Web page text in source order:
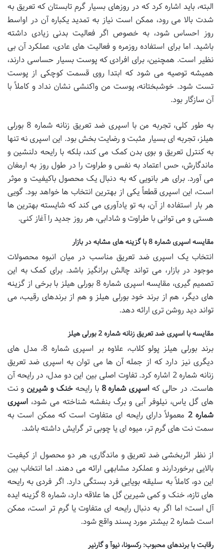
البته، باید اشاره کرد که در روزهای بسیار گرم تابستان که تعریق به
شدت بالا می رود، ممکن است نیاز به تمدید یکباره آن در اواسط
روز احساس شود، به خصوص اگر فعالیت بدنی زیادی داشته
باشید. اما برای استفاده روزمره و فعالیت های عادی، عملکرد آن بی
نظیر است. همچنین، برای افرادی که پوست بسیار حساسی دارند،
همیشه توصیه می شود که ابتدا روی قسمت کوچکی از پوست
تست شود. خوشبختانه، پوست من واکنشی نشان نداد و کاملاً با
آن سازگار بود.
به طور کلی، تجربه من با اسپری ضد تعریق زنانه شماره 8 بورلی
هیلز، تجربه ای بسیار مثبت و رضایت بخش بود. این اسپری نه تنها
به کنترل تعریق و بوی بدن کمک می کند، بلکه با رایحه دلنشین و
ماندگارش، حس اعتماد به نفس و طراوت را در طول روز به ارمغان
می آورد. برای هر بانویی که به دنبال یک محصول باکیفیت و موثر
است، این اسپری قطعاً یکی از بهترین انتخاب ها خواهد بود. گویی
هر بار استفاده از آن، به تو یادآوری می کند که شایسته بهترین ها
هستی و می توانی با طراوت و شادابی، هر روز جدید را آغاز کنی.
مقایسه اسپری شماره 8 با گزینه های مشابه در بازار
انتخاب یک اسپری ضد تعریق مناسب در میان انبوه محصولات
موجود در بازار، می تواند چالش برانگیز باشد. برای کمک به این
تصمیم گیری، مقایسه اسپری شماره 8 بورلی هیلز با برخی از گزینه
های دیگر، هم از برند خود بورلی هیلز و هم از برندهای رقیب، می
تواند دید روشن تری ارائه دهد.
مقایسه با اسپری ضد تعریق زنانه شماره 2 بورلی هیلز
برند بورلی هیلز پولو کلاب، علاوه بر اسپری شماره 8، مدل های
دیگری نیز دارد که از جمله آن ها می توان به اسپری ضد تعریق
زنانه شماره 2 اشاره کرد. تفاوت اصلی بین این دو مدل، در رایحه آن
هاست. در حالی که اسپری شماره 8 با رایحهخنک و شیرین و نت
های گل یاس، نیلوفر آبی و برگ بنفشه شناخته می شود، اسپری
شماره 2
معمولاً دارای رایحه ای متفاوت است که ممکن است به
سمت نت های گرم تر، میوه ای یا چوبی تر گرایش داشته باشد.
از نظر اثربخشی ضد تعریق و ماندگاری، هر دو محصول از کیفیت
بالایی برخوردارند و عملکرد مشابهی ارائه می دهند. اما انتخاب بین
این دو، کاملاً به سلیقه بویایی فرد بستگی دارد. اگر فردی به رایحه
های تازه، خنک و کمی شیرین گل ها علاقه دارد، شماره 8 گزینه ایده
آل است؛ اما اگر به دنبال رایحه ای متفاوت یا گرم تر است، ممکن
است شماره 2 بیشتر مورد پسند واقع شود.
رقابت با برندهای محبوب: رکسونا، نیوآ و گارنیر